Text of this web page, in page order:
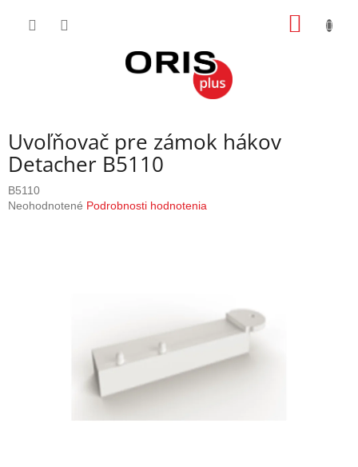
Uvoľňovač pre zámok hákov
Detacher B5110
B5110
Priemerné
Neohodnotené Podrobnosti hodnotenia